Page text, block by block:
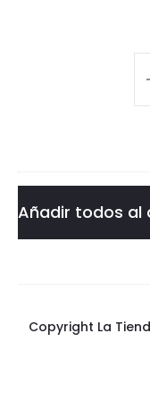
Añadir todos al
Copyright La